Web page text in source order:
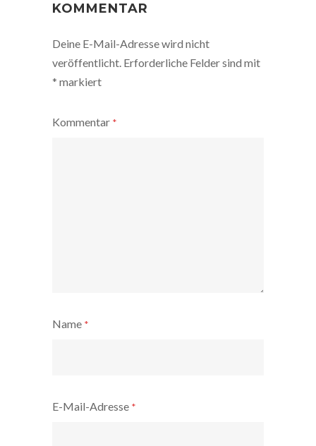
KOMMENTAR
Deine E-Mail-Adresse wird nicht
veröffentlicht. Erforderliche Felder sind mit
* markiert
Kommentar *
Name *
E-Mail-Adresse *